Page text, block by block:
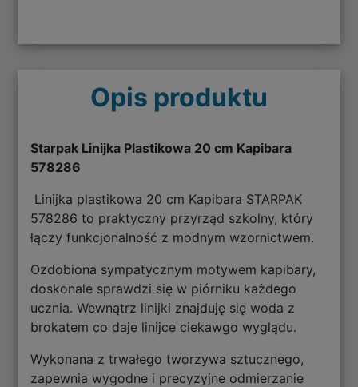
Opis produktu
Starpak Linijka Plastikowa 20 cm Kapibara
578286
Linijka plastikowa 20 cm Kapibara STARPAK
578286 to praktyczny przyrząd szkolny, który
łączy funkcjonalność z modnym wzornictwem.
Ozdobiona sympatycznym motywem kapibary,
doskonale sprawdzi się w piórniku każdego
ucznia. Wewnątrz linijki znajduję się woda z
brokatem co daje linijce ciekawgo wyglądu.
Wykonana z trwałego tworzywa sztucznego,
zapewnia wygodne i precyzyjne odmierzanie